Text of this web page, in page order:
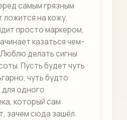
самым грязным
ложится на кожу,
просто маркером,
казаться чем-
делать сигны
Пусть будет чуть
чуть будто
для одного
который сам
зачем сюда зашёл.